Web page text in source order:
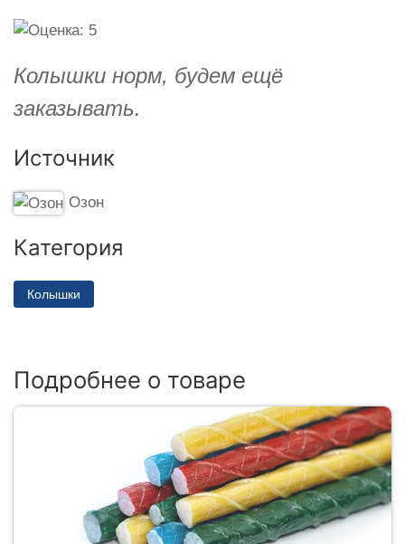
Колышки норм, будем ещё
заказывать.
Источник
Озон
Категория
Колышки
Подробнее о товаре